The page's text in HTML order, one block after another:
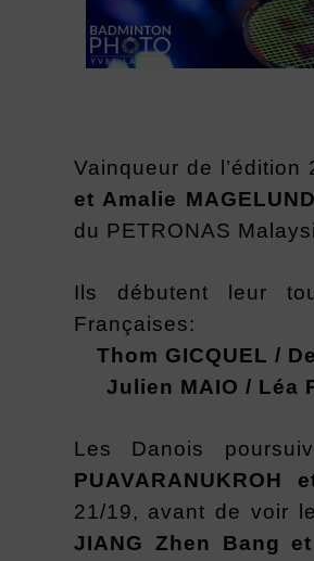
Vainqueur de l’édition
et Amalie MAGELUND
du PETRONAS
Ils débutent leur
Françaises:
Thom GICQUEL /
Julien MAIO / Léa
Les Danois
PUAVARANUKROH
21/19, avant de voir
JIANG Zhen Bang